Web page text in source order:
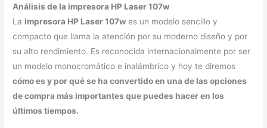
Análisis de la impresora HP Laser 107w
La impresora HP Laser 107wes un modelo sencillo y
compacto que llama la atención por su moderno diseño y por
su alto rendimiento. Es reconocida internacionalmente por ser
un modelo monocromático e inalámbrico y hoy te diremos
cómo es y por qué se ha convertido en una de las opciones
de compra más importantes que puedes hacer en los
últimos tiempos.